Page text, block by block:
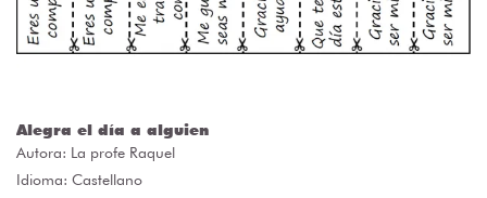
Alegra el día a alguien
Autora: La profe Raquel
Idioma: Castellano